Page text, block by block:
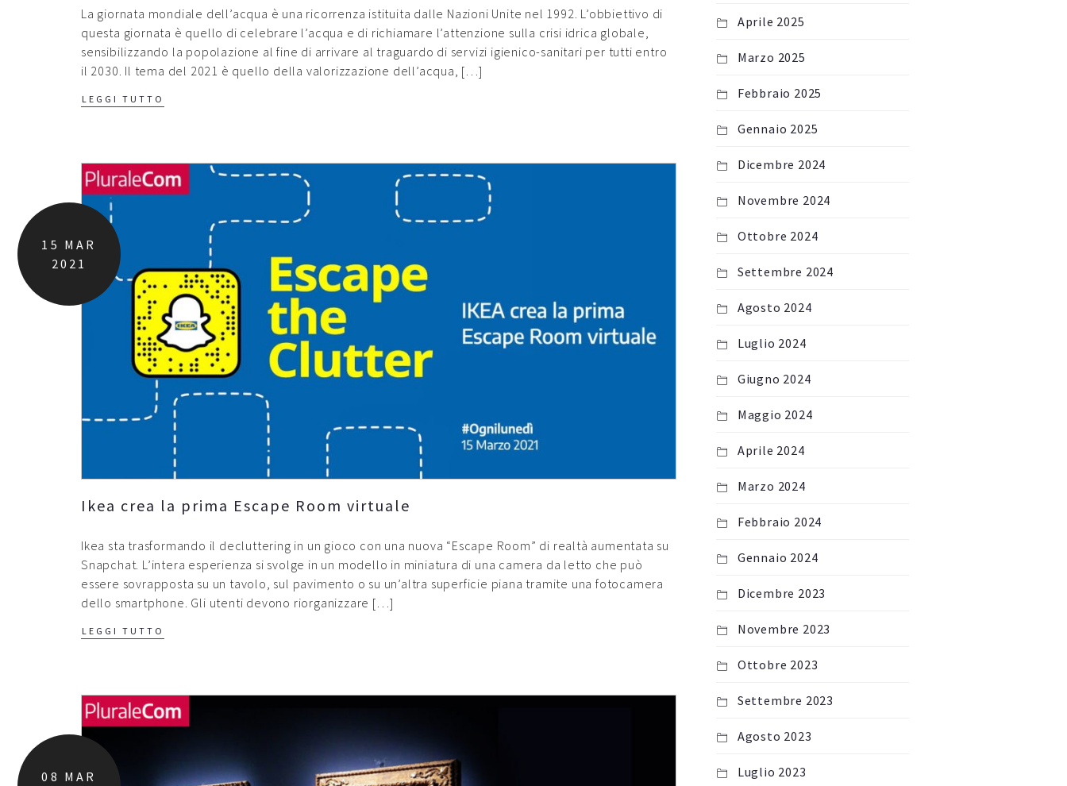
La giornata mondiale dell’acqua è una ricorrenza istituita dalle Nazioni Unite nel 1992. L’obbiettivo di
questa giornata è quello di celebrare l’acqua e di richiamare l’attenzione sulla crisi idrica globale,
sensibilizzando la popolazione al fine di arrivare al traguardo di servizi igienico-sanitari per tutti entro
il 2030. Il tema del 2021 è quello della valorizzazione dell’acqua, […]
LEGGI TUTTO
15 MAR
2021
Ikea crea la prima Escape Room virtuale
Ikea sta trasformando il decluttering in un gioco con una nuova “Escape Room” di realtà aumentata su
Snapchat. L’intera esperienza si svolge in un modello in miniatura di una camera da letto che può
essere sovrapposta su un tavolo, sul pavimento o su un’altra superficie piana tramite una fotocamera
dello smartphone. Gli utenti devono riorganizzare […]
LEGGI TUTTO
08 MAR
Aprile 2025
Marzo 2025
Febbraio 2025
Gennaio 2025
Dicembre 2024
Novembre 2024
Ottobre 2024
Settembre 2024
Agosto 2024
Luglio 2024
Giugno 2024
Maggio 2024
Aprile 2024
Marzo 2024
Febbraio 2024
Gennaio 2024
Dicembre 2023
Novembre 2023
Ottobre 2023
Settembre 2023
Agosto 2023
Luglio 2023